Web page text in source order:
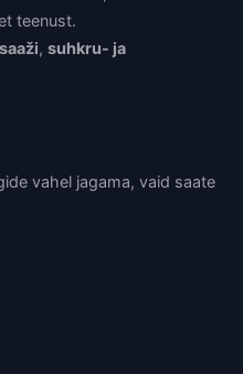
teenust.
, suhkru- ja
vahel jagama, vaid saate